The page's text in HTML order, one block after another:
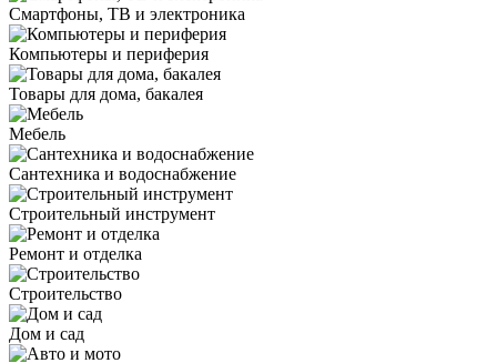
Смартфоны, ТВ и электроника
Компьютеры и периферия
Товары для дома, бакалея
Мебель
Сантехника и водоснабжение
Строительный инструмент
Ремонт и отделка
Строительство
Дом и сад